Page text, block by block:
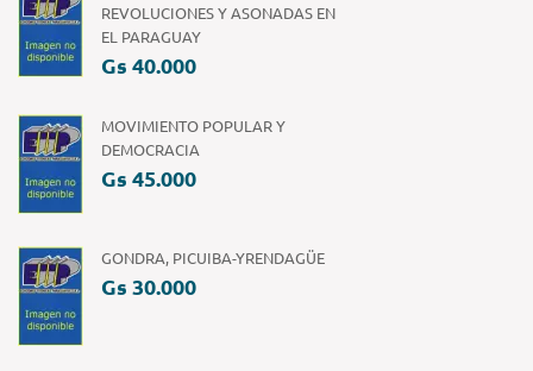
REVOLUCIONES Y ASONADAS EN
EL PARAGUAY
Gs 40.000
MOVIMIENTO POPULAR Y
DEMOCRACIA
Gs 45.000
GONDRA, PICUIBA-YRENDAGÜE
Gs 30.000